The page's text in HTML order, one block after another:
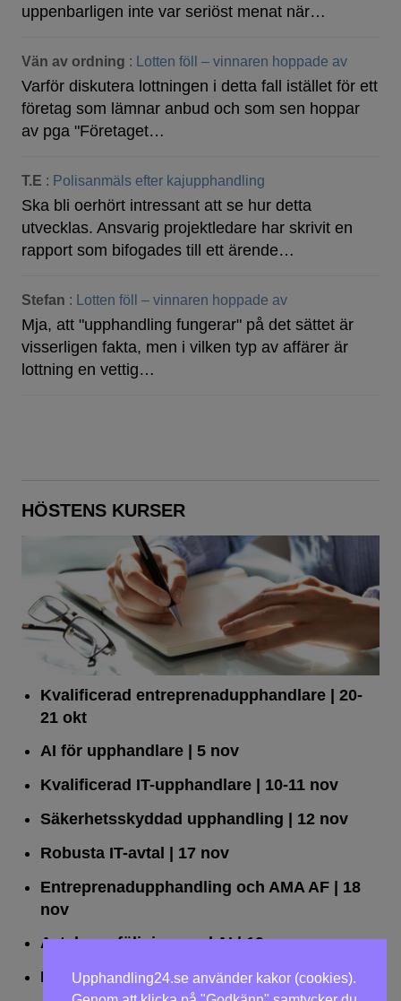
uppenbarligen inte var seriöst menat när…
Vän av ordning : Lotten föll – vinnaren hoppade av
Varför diskutera lottningen i detta fall istället för ett
företag som lämnar anbud och som sen hoppar
av pga "Företaget…
T.E : Polisanmäls efter kajupphandling
Ska bli oerhört intressant att se hur detta
utvecklas. Ansvarig projektledare har skrivit en
rapport som bifogades till ett ärende…
Stefan : Lotten föll – vinnaren hoppade av
Mja, att "upphandling fungerar" på det sättet är
visserligen fakta, men i vilken typ av affärer är
lottning en vettig…
HÖSTENS KURSER
Kvalificerad entreprenad­upphandlare | 20-
21 okt
AI för upphandlare| 5 nov
Kvalificerad IT-upphandlare| 10-11 nov
Säkerhetsskyddad upphandling | 12 nov
Robusta IT-avtal | 17 nov
Entreprenadupphandling och AMA AF| 18
nov
Avtalsuppföljning med AI| 19 nov
Leda upphandlingar effektivt| 25 nov
Upphandling24.se använder kakor (cookies).